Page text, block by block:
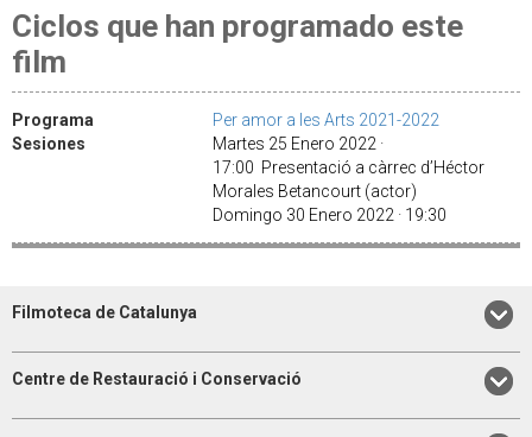
Ciclos que han programado este
film
Programa
Per amor a les Arts 2021-2022
Sesiones
Martes 25 Enero 2022 ·
17:00 Presentació a càrrec d’Héctor
Morales Betancourt (actor)
Domingo 30 Enero 2022 · 19:30
Filmoteca de Catalunya
Centre de Restauració i Conservació